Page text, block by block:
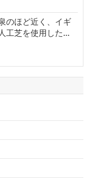
のほど近く、イギ
工芝を使用した…